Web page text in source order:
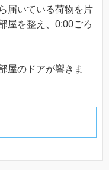
届いている荷物を片
屋を整え、0:00ごろ
屋のドアが響きま